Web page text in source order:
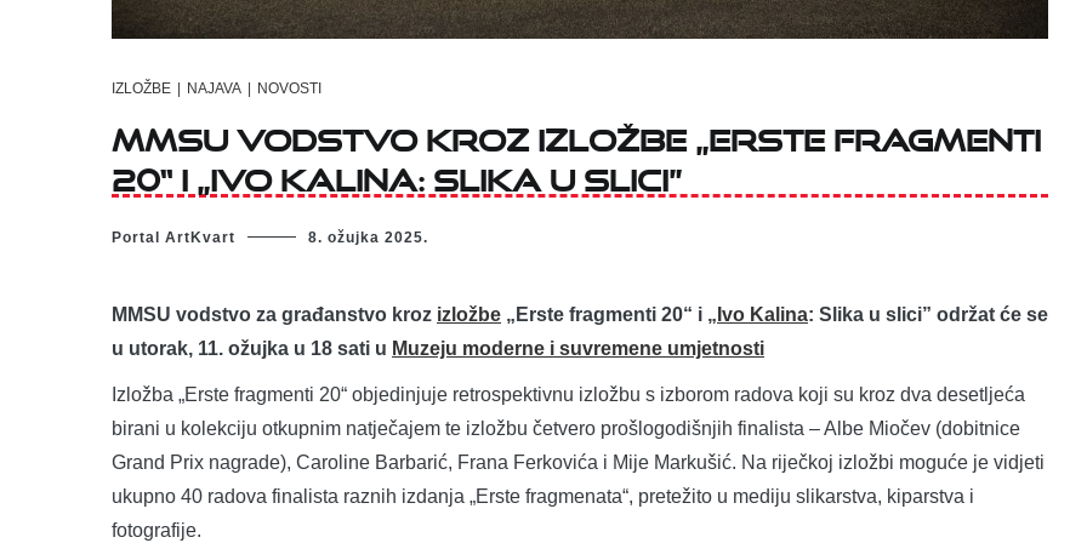
IZLOŽBE NAJAVA NOVOSTI
MMSU vodstvo kroz izložbe „Erste fragmenti
20“ i „Ivo Kalina: Slika u slici”
Portal ArtKvart 8. ožujka 2025.
MMSU vodstvo za građanstvo kroz izložbe „Erste fragmenti 20“ i „ Ivo Kalina: Slika u slici” održat će se
u utorak, 11. ožujka u 18 sati u Muzeju moderne i suvremene umjetnosti
Izložba „Erste fragmenti 20“ objedinjuje retrospektivnu izložbu s izborom radova koji su kroz dva desetljeća
birani u kolekciju otkupnim natječajem te izložbu četvero prošlogodišnjih finalista – Albe Miočev (dobitnice
Grand Prix nagrade), Caroline Barbarić, Frana Ferkovića i Mije Markušić. Na riječkoj izložbi moguće je vidjeti
ukupno 40 radova finalista raznih izdanja „Erste fragmenata“, pretežito u mediju slikarstva, kiparstva i
fotografije.